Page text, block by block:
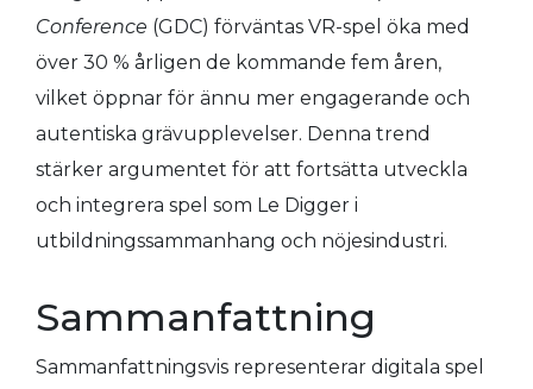
Conference (GDC) förväntas VR-spel öka med
över 30 % årligen de kommande fem åren,
vilket öppnar för ännu mer engagerande och
autentiska grävupplevelser. Denna trend
stärker argumentet för att fortsätta utveckla
och integrera spel som Le Digger i
utbildningssammanhang och nöjesindustri.
Sammanfattning
Sammanfattningsvis representerar digitala spel